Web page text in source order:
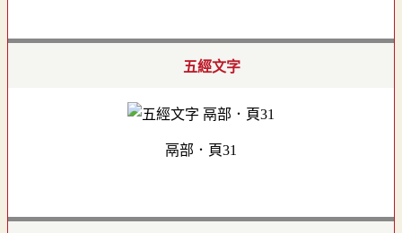
五經文字
鬲部．頁31